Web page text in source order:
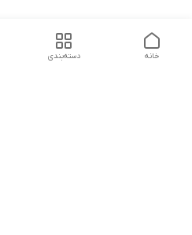
دسته‌بندی خانه